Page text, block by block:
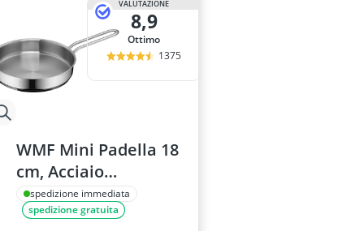
VALUTAZIONE
8,9
Ottimo
1375
WMF Mini Padella 18
cm, Acciaio
Inossidabile
spedizione immediata
spedizione gratuita